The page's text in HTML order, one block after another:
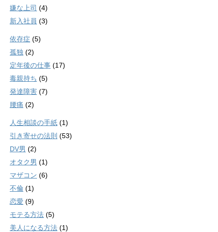
嫌な上司 (4)
新入社員 (3)
依存症 (5)
孤独 (2)
定年後の仕事 (17)
毒親持ち (5)
発達障害 (7)
腰痛 (2)
人生相談の手紙 (1)
引き寄せの法則 (53)
DV男 (2)
オタク男 (1)
マザコン (6)
不倫 (1)
恋愛 (9)
モテる方法 (5)
美人になる方法 (1)